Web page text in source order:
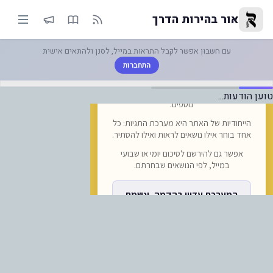
הודעת חברת הרכבות
אור בהירות הדרך
עם חשבון אפשר לקבל התראות במייל, לסנן ולהתאים אישית
התחברות
טוען הודעות...